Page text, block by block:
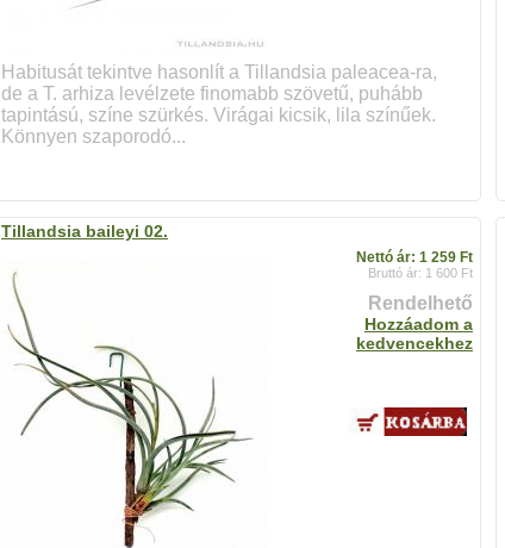
Habitusát tekintve hasonlít a Tillandsia paleacea-ra,
de a T. arhiza levélzete finomabb szövetű, puhább
tapintású, színe szürkés. Virágai kicsik, lila színűek.
Könnyen szaporodó...
Tillandsia baileyi 02.
Nettó ár: 1 259 Ft
Bruttó ár: 1 600 Ft
Rendelhető
Hozzáadom a
kedvencekhez